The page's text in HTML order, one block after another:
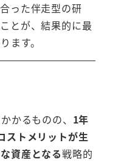
った伴走型の研
とが、結果的に最
ます。
かるものの、 1年
ストメリットが生
資産となる戦略的